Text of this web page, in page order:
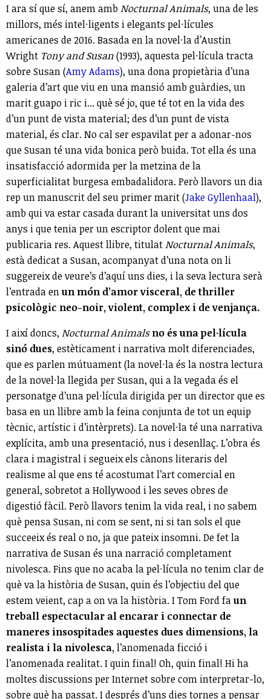
I ara sí que sí, anem ambNocturnal Animals, una de les
millors, més intel·ligents i elegants pel·lícules
americanes de 2016. Basada en la novel·la d’Austin
Wright Tony and Susan(1993), aquesta pel·lícula tracta
sobre Susan (Amy Adams), una dona propietària d’una
galeria d’art que viu en una mansió amb guàrdies, un
marit guapo i ric i... què sé jo, que té tot en la vida des
d’un punt de vista material; des d’un punt de vista
material, és clar. No cal ser espavilat per a adonar-nos
que Susan té una vida bonica però buida. Tot ella és una
insatisfacció adormida per la metzina de la
superficialitat burgesa embadalidora. Però llavors un dia
rep un manuscrit del seu primer marit (Jake Gyllenhaal),
amb qui va estar casada durant la universitat uns dos
anys i que tenia per un escriptor dolent que mai
publicaria res. Aquest llibre, titulatNocturnal Animals,
està dedicat a Susan, acompanyat d’una nota on li
suggereix de veure’s d’aquí uns dies, i la seva lectura serà
l’entrada enun món d’amor visceral, de thriller
psicològic neo-noir, violent, complex i de venjança.
I així doncs, Nocturnal Animals no és una pel·lícula
sinó dues, estèticament i narrativa molt diferenciades,
que es parlen mútuament (la novel·la és la nostra lectura
de la novel·la llegida per Susan, qui a la vegada és el
personatge d’una pel·lícula dirigida per un director que es
basa en un llibre amb la feina conjunta de tot un equip
tècnic, artístic i d’intèrprets). La novel·la té una narrativa
explícita, amb una presentació, nus i desenllaç. L’obra és
clara i magistral i segueix els cànons literaris del
realisme al que ens té acostumat l’art comercial en
general, sobretot a Hollywood i les seves obres de
digestió fàcil. Però llavors tenim la vida real, i no sabem
què pensa Susan, ni com se sent, ni si tan sols el que
succeeix és real o no, ja que pateix insomni. De fet la
narrativa de Susan és una narració completament
nivolesca. Fins que no acaba la pel·lícula no tenim clar de
què va la història de Susan, quin és l’objectiu del que
estem veient, cap a on va la història. I Tom Ford faun
treball espectacular al encarar i connectar de
maneres insospitades aquestes dues dimensions, la
realista i la nivolesca,l’anomenada ficció i
l’anomenada realitat. I quin final! Oh, quin final! Hi ha
moltes discussions per Internet sobre com interpretar-lo,
sobre què ha passat. I després d’uns dies tornes a pensar